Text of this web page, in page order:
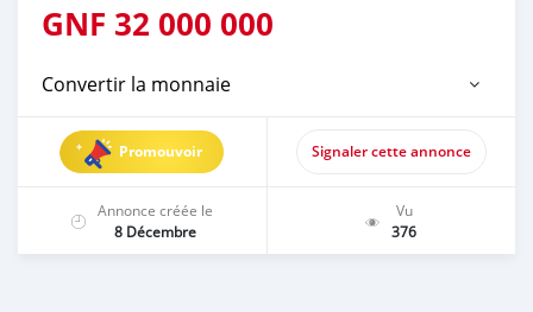
GNF 32 000 000
Convertir la monnaie
Promouvoir Signaler cette annonce
Annonce créée le
8 Décembre
Vu
376